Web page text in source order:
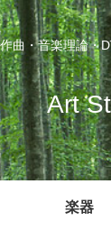
曲・音楽理論・
Art
楽器